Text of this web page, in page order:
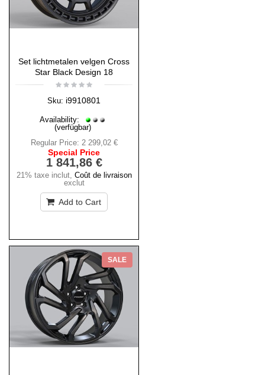
Set lichtmetalen velgen Cross
Star Black Design 18
Sku: i9910801
Availability:
(verfügbar)
Regular Price: 2 299,02 €
Special Price
1 841,86 €
21% taxe inclut, Coût de livraison
exclut
Add to Cart
SALE